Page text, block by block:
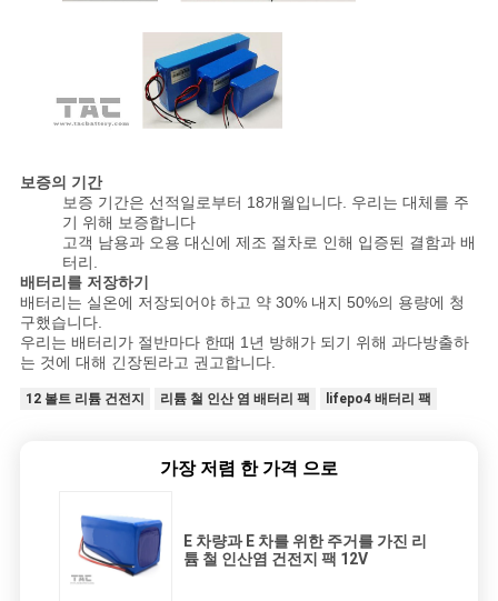
보증의 기간
보증 기간은 선적일로부터 18개월입니다. 우리는 대체를 주
기 위해 보증합니다
고객 남용과 오용 대신에 제조 절차로 인해 입증된 결함과 배
터리.
배터리를 저장하기
배터리는 실온에 저장되어야 하고 약 30% 내지 50%의 용량에 청
구했습니다.
우리는 배터리가 절반마다 한때 1년 방해가 되기 위해 과다방출하
는 것에 대해 긴장된라고 권고합니다.
12 볼트 리튬 건전지 리튬 철 인산 염 배터리 팩 lifepo4 배터리 팩
가장 저렴 한 가격 으로
E 차량과 E 차를 위한 주거를 가진 리
튬 철 인산염 건전지 팩 12V